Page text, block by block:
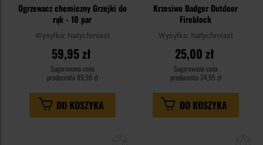
Ogrzewacz chemiczny Grzejki do
rąk - 10 par
Wysyłka: Natychmiast
59,95 zł
Sugerowana cena
producenta 89,99 zł
DO KOSZYKA
Krzesiwo Badger Outdoor
Fireblock
Wysyłka: Natychmiast
25,00 zł
Sugerowana cena
producenta 34,95 zł
DO KOSZYKA